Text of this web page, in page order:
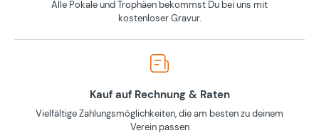
Alle Pokale und Trophäen bekommst Du bei uns mit
kostenloser Gravur.
Kauf auf Rechnung & Raten
Vielfältige Zahlungsmöglichkeiten, die am besten zu deinem
Verein passen